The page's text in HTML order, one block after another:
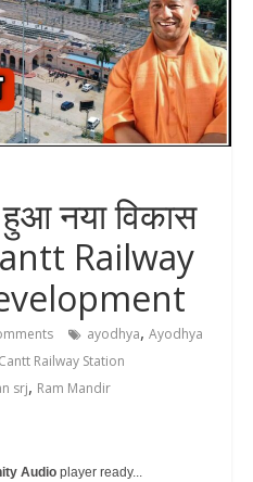
नया विकास
Railway
ayodhya, Ayodhya
Railway Station
srj, Ram Mandir
Audioplayer ready...